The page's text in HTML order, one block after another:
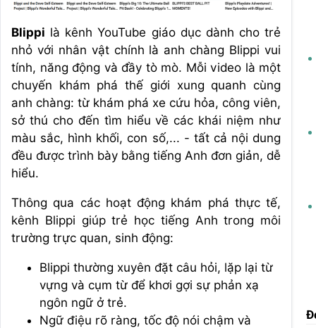
Blippi là kênh YouTube giáo dục dành cho trẻ
nhỏ với nhân vật chính là anh chàng Blippi vui
tính, năng động và đầy tò mò. Mỗi video là một
chuyến khám phá thế giới xung quanh cùng
anh chàng: từ khám phá xe cứu hỏa, công viên,
sở thú cho đến tìm hiểu về các khái niệm như
màu sắc, hình khối, con số,... - tất cả nội dung
đều được trình bày bằng tiếng Anh đơn giản, dễ
hiểu.
Thông qua các hoạt động khám phá thực tế,
kênh Blippi giúp trẻ học tiếng Anh trong môi
trường trực quan, sinh động:
Blippi thường xuyên đặt câu hỏi, lặp lại từ
vựng và cụm từ để khơi gợi sự phản xạ
ngôn ngữ ở trẻ.
Ngữ điệu rõ ràng, tốc độ nói chậm và